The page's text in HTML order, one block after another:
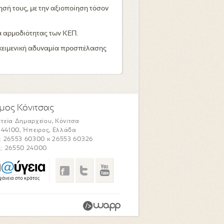
τους, με την αξιοποίηση τόσον
αρμοδιότητας των ΚΕΠ.
αδυναμία προσπέλασης
Κόνιτσας
Δημαρχείου, Κόνιτσα
44100, Ήπειρος, Ελλάδα
26553 60300 κ 26553 60326
26550 24000